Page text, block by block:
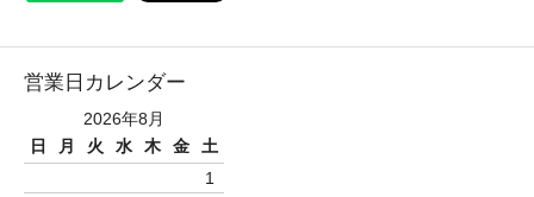
営業日カレンダー
2026年8月
日
月 火 水 木 金
土
1